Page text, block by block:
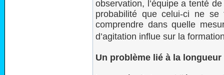
observation, l’équipe a tenté
probabilité que celui-ci ne
comprendre dans quelle
d’agitation influe sur la
Un problème lié à la